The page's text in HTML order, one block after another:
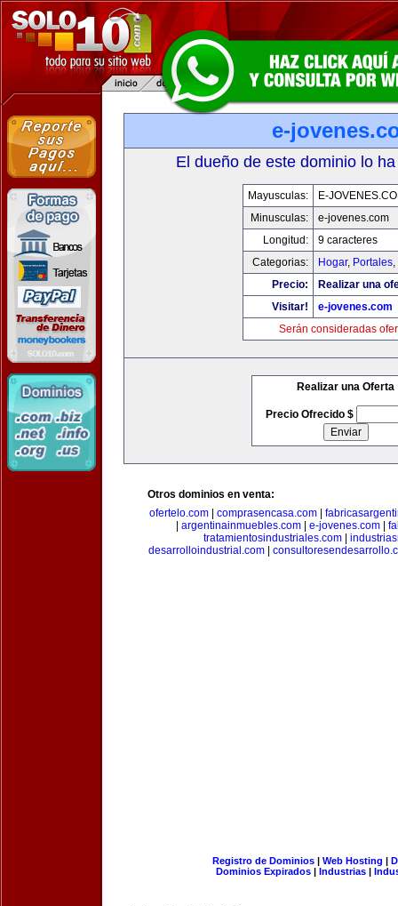
e-
El dueño de este dominio lo
Mayusculas:
E-
Minusculas:
e-jovenes.com
Longitud:
9 caracteres
Categorias:
Hogar, Portales,
Precio:
Realizar una
Visitar!
e-jovenes.com
Serán consideradas
Realizar una Oferta
Precio Ofrecido $
Otros dominios en venta:
ofertelo.com| comprasencasa.com|
argentinainmuebles.com| e-jovenes.com|
tratamientosindustriales.com
desarrolloindustrial.com|
Registro de Dominios| Web Hosting |
Dominios Expirados | Industrias |